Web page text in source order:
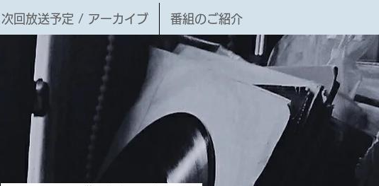
次回放送予定 / アーカイブ 番組のご紹介